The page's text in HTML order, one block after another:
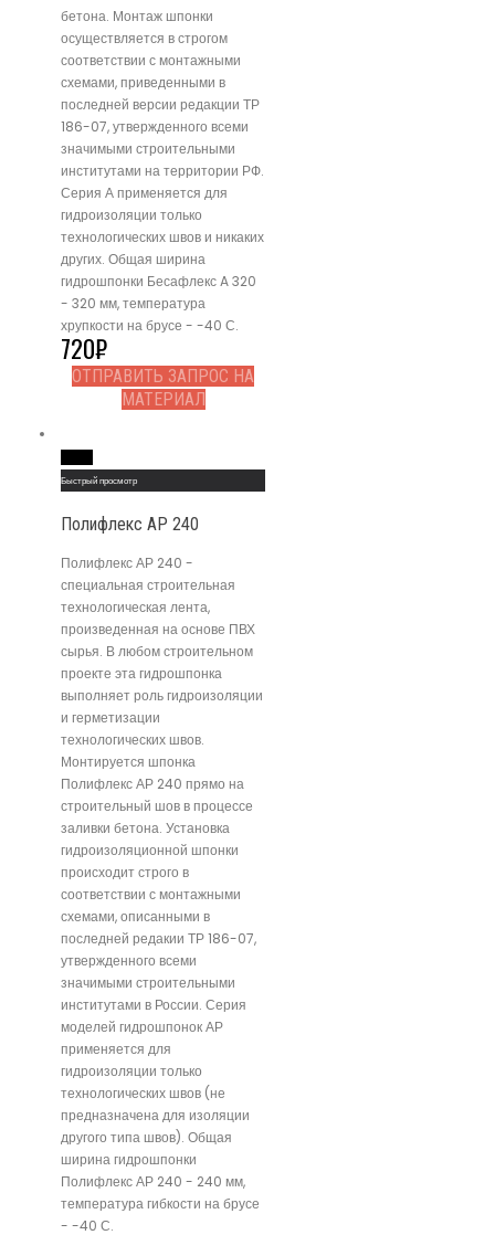
бетона. Монтаж шпонки
осуществляется в строгом
соответствии с монтажными
схемами, приведенными в
последней версии редакции ТР
186-07, утвержденного всеми
значимыми строительными
институтами на территории РФ.
Серия А применяется для
гидроизоляции только
технологических швов и никаких
других. Общая ширина
гидрошпонки Бесафлекс A 320
- 320 мм, температура
хрупкости на брусе - -40 С.
720₽
ОТПРАВИТЬ ЗАПРОС НА
МАТЕРИАЛ
Быстрый просмотр
Полифлекс АР 240
Полифлекс АР 240 -
специальная строительная
технологическая лента,
произведенная на основе ПВХ
сырья. В любом строительном
проекте эта гидрошпонка
выполняет роль гидроизоляции
и герметизации
технологических швов.
Монтируется шпонка
Полифлекс АР 240 прямо на
строительный шов в процессе
заливки бетона. Установка
гидроизоляционной шпонки
происходит строго в
соответствии с монтажными
схемами, описанными в
последней редакии ТР 186-07,
утвержденного всеми
значимыми строительными
институтами в России. Серия
моделей гидрошпонок АР
применяется для
гидроизоляции только
технологических швов (не
предназначена для изоляции
другого типа швов). Общая
ширина гидрошпонки
Полифлекс АР 240 - 240 мм,
температура гибкости на брусе
- -40 С.